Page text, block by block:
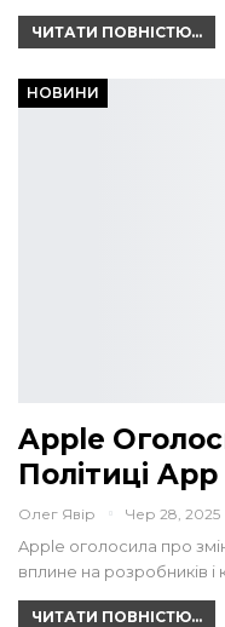
ЧИТАТИ ПОВНІСТЮ...
НОВИНИ
Apple
Політиці
Олег Явір Чер 28, 2025
Apple оголосила про
вплине на розробників і
ЧИТАТИ ПОВНІСТЮ...